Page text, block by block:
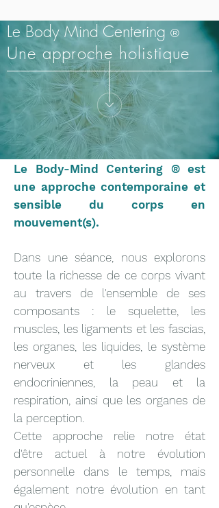
Le Body Mind Centering ®
Une approche holistique
Le Body-Mind Centering ® est
une approche contemporaine et
sensible du corps en
mouvement(s).
Dans une séance, nous explorons
toute la richesse de ce corps vivant
au travers de l'ensemble de ses
composants : le squelette, les
muscles, les ligaments et les fascias,
les organes, les liquides, le système
nerveux et les glandes
endocriniennes, la peau et la
respiration, ainsi que les organes de
la perception.
Cette approche relie notre état
d'être actuel à notre évolution
personnelle dans le temps, mais
également notre évolution en tant